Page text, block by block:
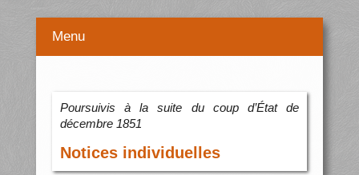
Menu
Poursuivis à la suite du coup d’État de
décembre 1851
Notices individuelles